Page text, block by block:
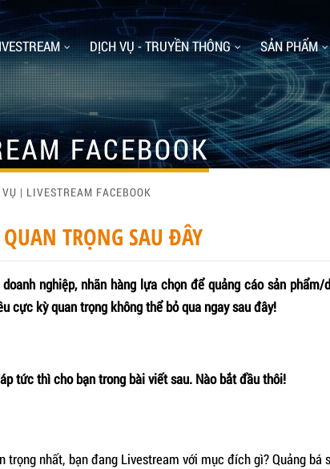
DỊCH VỤ - TRUYỀN THÔNG SẢN PHẨM
FACEBOOK
| LIVESTREAM FACEBOOK
TRỌNG SAU ĐÂY
nghiệp, nhãn hàng lựa chọn để quảng cáo sản
cực kỳ quan trọng không thể bỏ qua ngay sau đây!
tức thì cho bạn trong bài viết sau. Nào bắt đầu thôi!
nhất, bạn đang Livestream với mục đích gì? Quảng